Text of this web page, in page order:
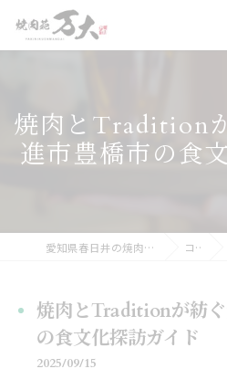
焼肉とTradition
進市豊橋市の食
愛知県春日井の焼肉の求人なら焼肉苑 万大 コラム
焼肉とTraditionが紡
の食文化探訪ガイド
2025/09/15